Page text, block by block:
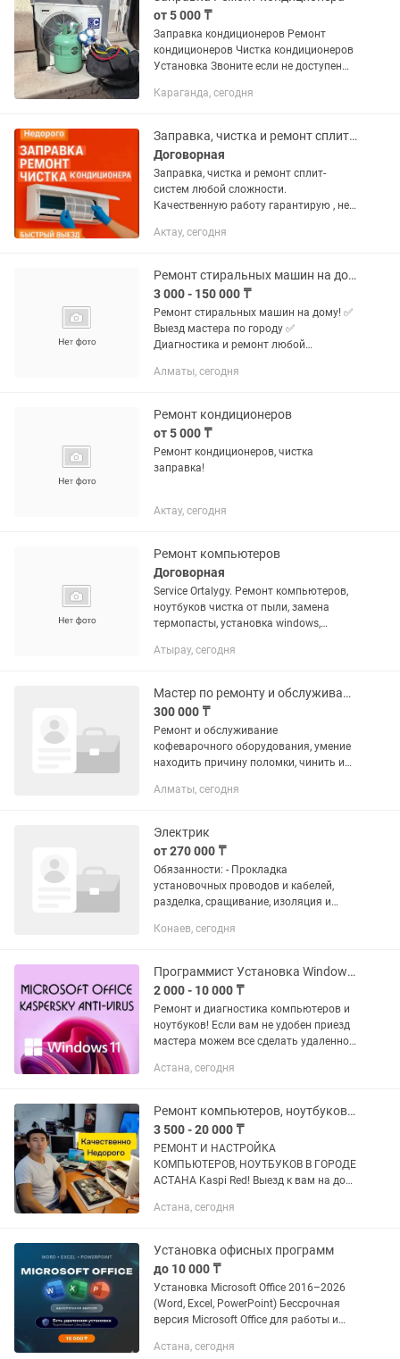
от 5 000 ₸
Заправка кондиционеров Ремонт
кондиционеров Чистка кондиционеров
Установка Звоните если не доступен
Караганда, сегодня
Заправка, чистка и ремонт сплит-систем любой сложности. Качественно
Договорная
Заправка, чистка и ремонт сплит-
систем любой сложности.
Качественную работу гарантирую , не
Актау, сегодня
Ремонт стиральных машин на дому!
3 000 - 150 000 ₸
Ремонт стиральных машин на дому! ✅
Выезд мастера по городу ✅
Диагностика и ремонт любой
Чистка стиральных машин ✅ Быстро,
Алматы, сегодня
Ремонт кондиционеров
от 5 000 ₸
Ремонт кондиционеров, чистка
заправка!
Актау, сегодня
Ремонт компьютеров
Договорная
Service Ortalygy. Ремонт компьютеров,
ноутбуков чистка от пыли, замена
термопасты, установка windows,
Компьютеров, аксессуаров.
Атырау, сегодня
Мастер по ремонту и обслуживанию оборудования
300 000 ₸
Ремонт и обслуживание
кофеварочного оборудования, умение
находить причину поломки, чинить и
профилактику и чистку оборудования,
Алматы, сегодня
Электрик
от 270 000 ₸
Обязанности: - Прокладка
установочных проводов и кабелей,
разделка, сращивание, изоляция и
измерение сопротивления изоляции
роторов...
Конаев, сегодня
Программист Установка Windows Microsoft Office Установка программ
2 000 - 10 000 ₸
Ремонт и диагностика компьютеров и
ноутбуков! Если вам не удобен приезд
мастера можем все сделать удаленно!
Microsoft Office В наличии программы
Астана, сегодня
Ремонт компьютеров, ноутбуков, моноблоков
3 500 - 20 000 ₸
РЕМОНТ И НАСТРОЙКА
КОМПЬЮТЕРОВ, НОУТБУКОВ В ГОРОДЕ
АСТАНА Kaspi Red! Выезд к вам на дом
выходных Наши услуги : - замена
замена...
Астана, сегодня
Установка офисных программ
до 10 000 ₸
Установка Microsoft Office 2016–2026
(Word, Excel, PowerPoint) Бессрочная
версия Microsoft Office для работы и
или удалённо по всему Казахстану.
Астана, сегодня